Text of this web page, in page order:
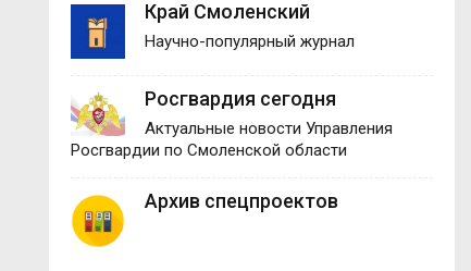
Край Смоленский
Научно-популярный журнал
Росгвардия сегодня
Актуальные новости Управления
Росгвардии по Смоленской области
Архив спецпроектов